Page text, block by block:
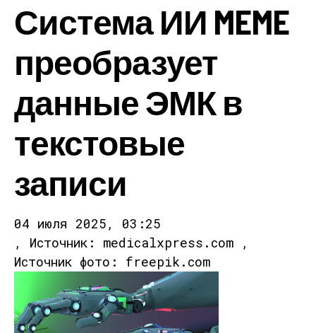
Система ИИ MEME
преобразует
данные ЭМК в
текстовые
записи
04 июля 2025, 03:25
, Источник: medicalxpress.com ,
Источник фото: freepik.com